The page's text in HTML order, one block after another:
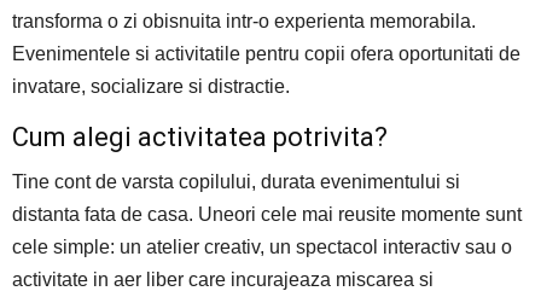
transforma o zi obisnuita intr-o experienta memorabila.
Evenimentele si activitatile pentru copii ofera oportunitati de
invatare, socializare si distractie.
Cum alegi activitatea potrivita?
Tine cont de varsta copilului, durata evenimentului si
distanta fata de casa. Uneori cele mai reusite momente sunt
cele simple: un atelier creativ, un spectacol interactiv sau o
activitate in aer liber care incurajeaza miscarea si